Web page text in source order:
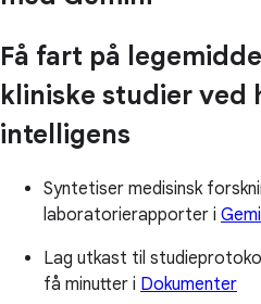
Få fart på
kliniske studier ved
intelligens
Syntetiser medisinsk
laboratorierapporter i
Lag utkast til
få minutter i Dokumenter